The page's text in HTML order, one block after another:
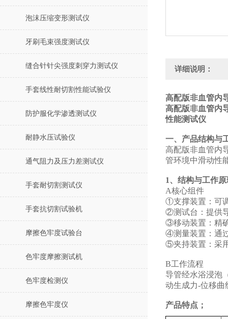
泡沫压缩变形测试仪
牙刷毛束强度测试仪
缝合针针尖强度刺穿力测试仪
手套线性耐切割性能试验仪
防护服化学渗透测试仪
耐静水压试验仪
通气阻力及压力差测试仪
手套耐切割测试仪
手套抗切割试验机
摩擦色牢度试验台
色牢度摩擦测试机
色牢度检测仪
摩擦色牢度仪
详细说明：
高配版非血管内
高配版非血管内
性能测试仪
一、产品结构与
高配版非血管内
管环境中滑动性
1、结构与工作
A‌核心组件‌
①支撑装置‌：可
②测试台‌：提供
③移动装置‌：精
④测量装置‌：通
⑤夹持装置‌：采
B‌工作流程‌
导管经水浴浸泡
动生成力-位移曲
产品特点；